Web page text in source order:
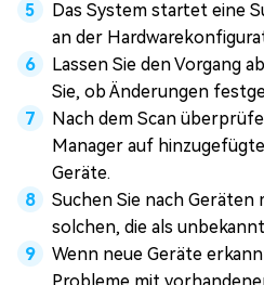
Das System startet eine
an der
Lassen Sie den Vorgang
Sie, ob Änderungen
Nach dem Scan
Manager auf
Geräte.
Suchen Sie nach
solchen, die als
Wenn neue Geräte